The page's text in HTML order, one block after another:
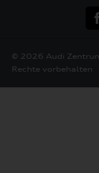
© 2026 Audi
Rechte vorbehalten